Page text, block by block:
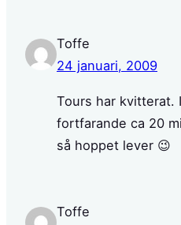
Toffe
24 januari, 2009
Tours har kvitterat.
fortfarande ca 20
så hoppet lever 😉
Toffe